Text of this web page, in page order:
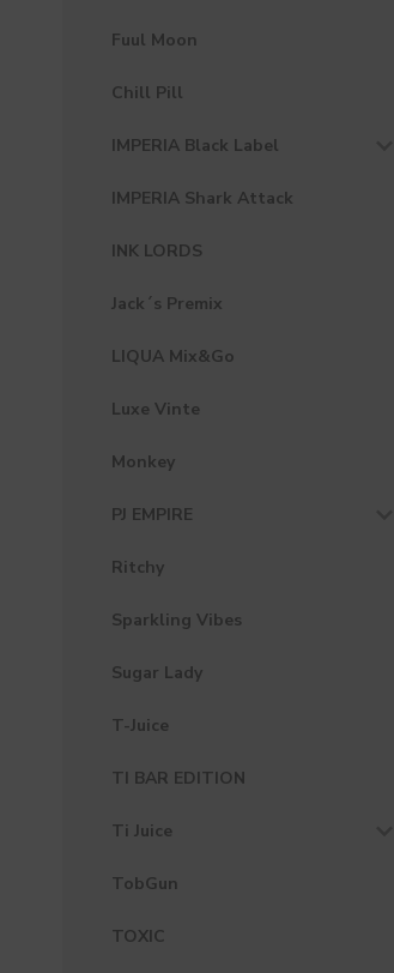
Fuul Moon
Chill Pill
IMPERIA Black Label
IMPERIA Shark Attack
INK LORDS
Jack´s Premix
LIQUA Mix&Go
Luxe Vinte
Monkey
PJ EMPIRE
Ritchy
Sparkling Vibes
Sugar Lady
T-Juice
TI BAR EDITION
Ti Juice
TobGun
TOXIC